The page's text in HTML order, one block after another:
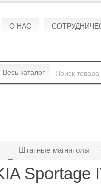
О НАС
Весь каталог
Штатные магнитолы
Sportage